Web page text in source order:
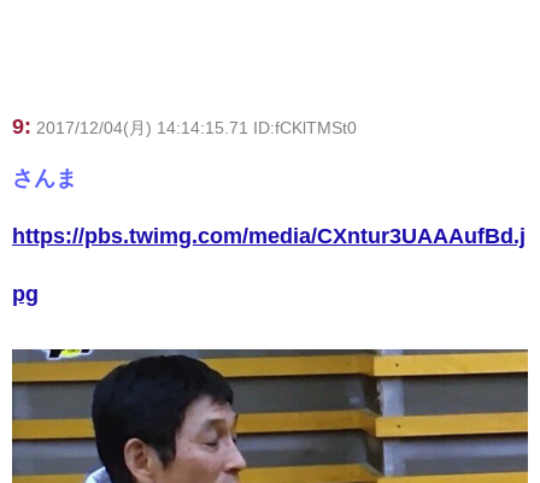
9: 2017/12/04(月) 14:14:15.71 ID:fCKlTMSt0
さんま
https://pbs.twimg.com/media/CXntur3UAAAufBd.j
pg